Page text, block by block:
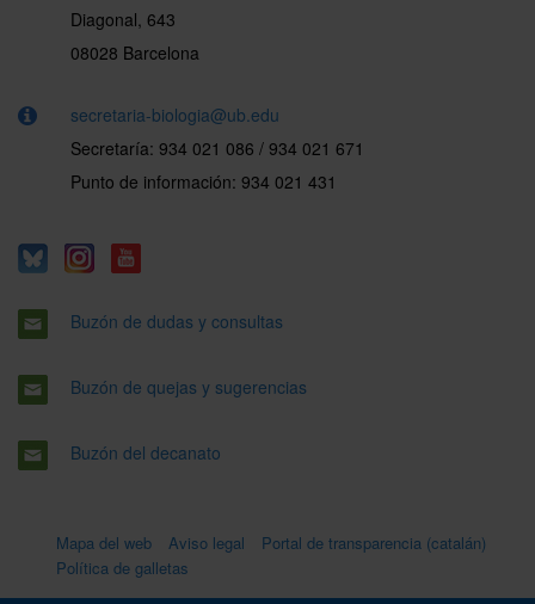
Diagonal, 643
08028 Barcelona
secretaria-biologia@ub.edu
Secretaría: 934 021 086 / 934 021 671
Punto de información: 934 021 431
Buzón de dudas y consultas
Buzón de quejas y sugerencias
Buzón del decanato
Mapa del web Aviso legal
Portal de transparencia (catalán)
Política de galletas